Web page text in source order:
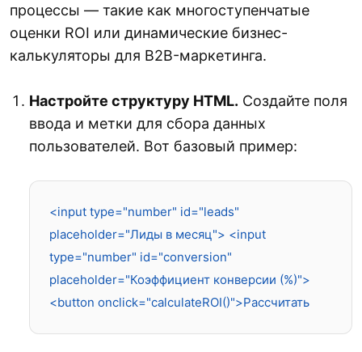
процессы — такие как многоступенчатые
оценки ROI или динамические бизнес-
калькуляторы для B2B-маркетинга.
Настройте структуру HTML. Создайте поля
ввода и метки для сбора данных
пользователей. Вот базовый пример:
<input type="number" id="leads"
placeholder="Лиды в месяц"> <input
type="number" id="conversion"
placeholder="Коэффициент конверсии (%)">
<button onclick="calculateROI()">Рассчитать